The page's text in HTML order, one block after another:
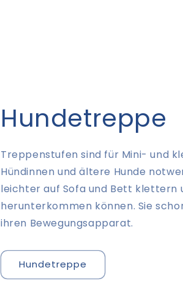
Hundetreppe
Treppenstufen sind für Mini- und
Hündinnen und ältere Hunde
leichter auf Sofa und Bett klettern
herunterkommen können. Sie
ihren Bewegungsapparat.
Hundetreppe